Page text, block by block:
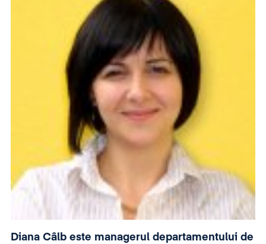
Diana Câlb este managerul departamentului de